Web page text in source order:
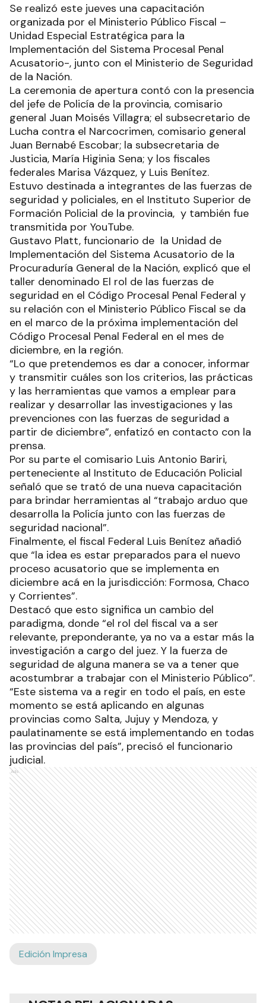
Se realizó este jueves una capacitación
organizada por el Ministerio Público Fiscal –
Unidad Especial Estratégica para la
Implementación del Sistema Procesal Penal
Acusatorio-, junto con el Ministerio de Seguridad
de la Nación.
La ceremonia de apertura contó con la presencia
del jefe de Policía de la provincia, comisario
general Juan Moisés Villagra; el subsecretario de
Lucha contra el Narcocrimen, comisario general
Juan Bernabé Escobar; la subsecretaria de
Justicia, María Higinia Sena; y los fiscales
federales Marisa Vázquez, y Luis Benítez.
Estuvo destinada a integrantes de las fuerzas de
seguridad y policiales, en el Instituto Superior de
Formación Policial de la provincia, y también fue
transmitida por YouTube.
Gustavo Platt, funcionario de la Unidad de
Implementación del Sistema Acusatorio de la
Procuraduría General de la Nación, explicó que el
taller denominado El rol de las fuerzas de
seguridad en el Código Procesal Penal Federal y
su relación con el Ministerio Público Fiscal se da
en el marco de la próxima implementación del
Código Procesal Penal Federal en el mes de
diciembre, en la región.
“Lo que pretendemos es dar a conocer, informar
y transmitir cuáles son los criterios, las prácticas
y las herramientas que vamos a emplear para
realizar y desarrollar las investigaciones y las
prevenciones con las fuerzas de seguridad a
partir de diciembre”, enfatizó en contacto con la
prensa.
Por su parte el comisario Luis Antonio Bariri,
perteneciente al Instituto de Educación Policial
señaló que se trató de una nueva capacitación
para brindar herramientas al “trabajo arduo que
desarrolla la Policía junto con las fuerzas de
seguridad nacional”.
Finalmente, el fiscal Federal Luis Benítez añadió
que “la idea es estar preparados para el nuevo
proceso acusatorio que se implementa en
diciembre acá en la jurisdicción: Formosa, Chaco
y Corrientes”.
Destacó que esto significa un cambio del
paradigma, donde “el rol del fiscal va a ser
relevante, preponderante, ya no va a estar más la
investigación a cargo del juez. Y la fuerza de
seguridad de alguna manera se va a tener que
acostumbrar a trabajar con el Ministerio Público”.
“Este sistema va a regir en todo el país, en este
momento se está aplicando en algunas
provincias como Salta, Jujuy y Mendoza, y
paulatinamente se está implementando en todas
las provincias del país”, precisó el funcionario
judicial.
Ads
Edición Impresa